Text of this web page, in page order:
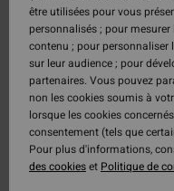
être utilisées pour vous
personnalisés ; pour
contenu ; pour personnaliser
sur leur audience ; pour
partenaires. Vous pouvez
non les cookies soumis à
lorsque les cookies
consentement (tels que
Pour plus d'informations,
des cookieset Politique de